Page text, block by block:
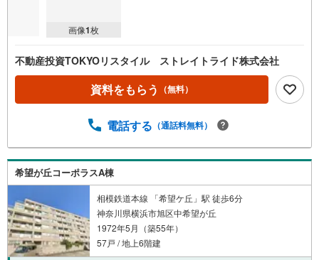
画像1枚
不動産投資TOKYOリスタイル ストレイトライド株式会社
資料をもらう （無料）
電話する （通話料無料）
希望が丘コーポラスA棟
相模鉄道本線 「希望ケ丘」駅 徒歩6分
神奈川県横浜市旭区中希望が丘
1972年5月（築55年）
57戸 / 地上6階建